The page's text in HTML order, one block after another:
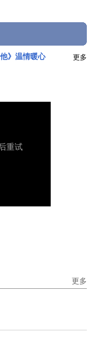
》温情暖心 更多
更多